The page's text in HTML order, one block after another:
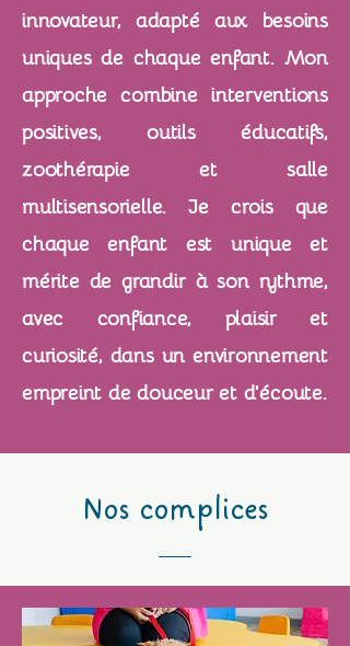
innovateur, adapté aux besoins
uniques de chaque enfant. Mon
approche combine interventions
positives, outils éducatifs,
zoothérapie et salle
multisensorielle. Je crois que
chaque enfant est unique et
mérite de grandir à son rythme,
avec confiance, plaisir et
curiosité, dans un environnement
empreint de douceur et d’écoute.
Nos complices